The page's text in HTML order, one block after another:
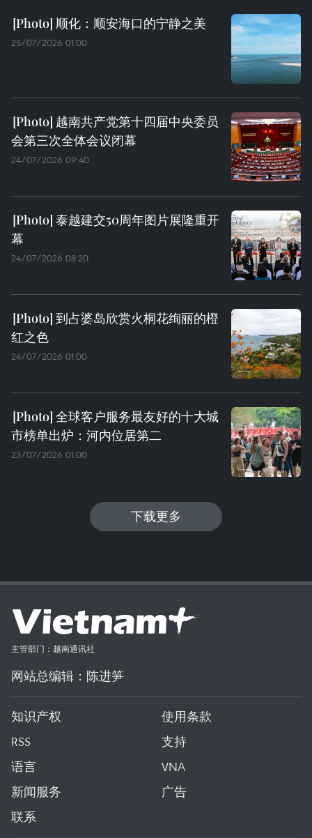
顺化：顺安海口的宁静之美
25/07/2026 01:00
越南共产党第十四届中央委员
会第三次全体会议闭幕
24/07/2026 09:40
泰越建交50周年图片展隆重开
幕
24/07/2026 08:20
到占婆岛欣赏火桐花绚丽的橙
红之色
24/07/2026 01:00
全球客户服务最友好的十大城
市榜单出炉：河内位居第二
23/07/2026 01:00
下载更多
主管部门：越南通讯社
网站总编辑：陈进笋
知识产权
使用条款
RSS
支持
语言
VNA
新闻服务
广告
联系